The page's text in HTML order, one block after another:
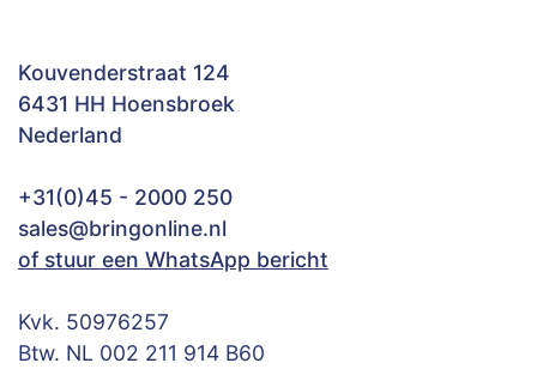
Kouvenderstraat 124
6431 HH Hoensbroek
Nederland
+31(0)45 - 2000 250
sales@bringonline.nl
of stuur een WhatsApp bericht
Kvk. 50976257
Btw. NL 002 211 914 B60